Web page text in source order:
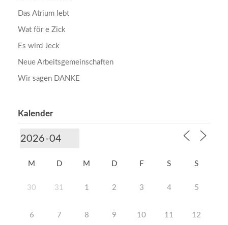
Das Atrium lebt
Wat för e Zick
Es wird Jeck
Neue Arbeitsgemeinschaften
Wir sagen DANKE
Kalender
M D M D F S S
30 31 1 2 3 4 5
6 7 8 9 10 11 12